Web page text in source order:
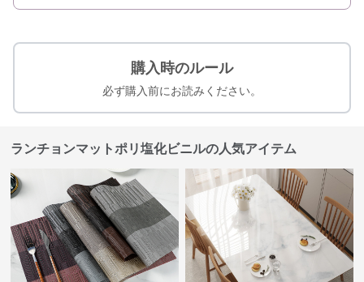
購入時のルール
必ず購入前にお読みください。
ランチョンマットポリ塩化ビニルの人気アイテム